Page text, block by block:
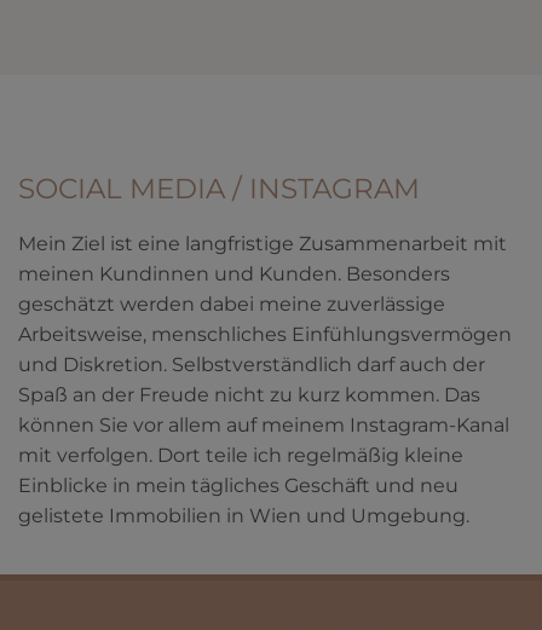
SOCIAL MEDIA / INSTAGRAM
Mein Ziel ist eine langfristige Zusammenarbeit mit
meinen Kundinnen und Kunden. Besonders
geschätzt werden dabei meine zuverlässige
Arbeitsweise, menschliches Einfühlungsvermögen
und Diskretion. Selbstverständlich darf auch der
Spaß an der Freude nicht zu kurz kommen. Das
können Sie vor allem auf meinem Instagram-Kanal
mit verfolgen. Dort teile ich regelmäßig kleine
Einblicke in mein tägliches Geschäft und neu
gelistete Immobilien in Wien und Umgebung.